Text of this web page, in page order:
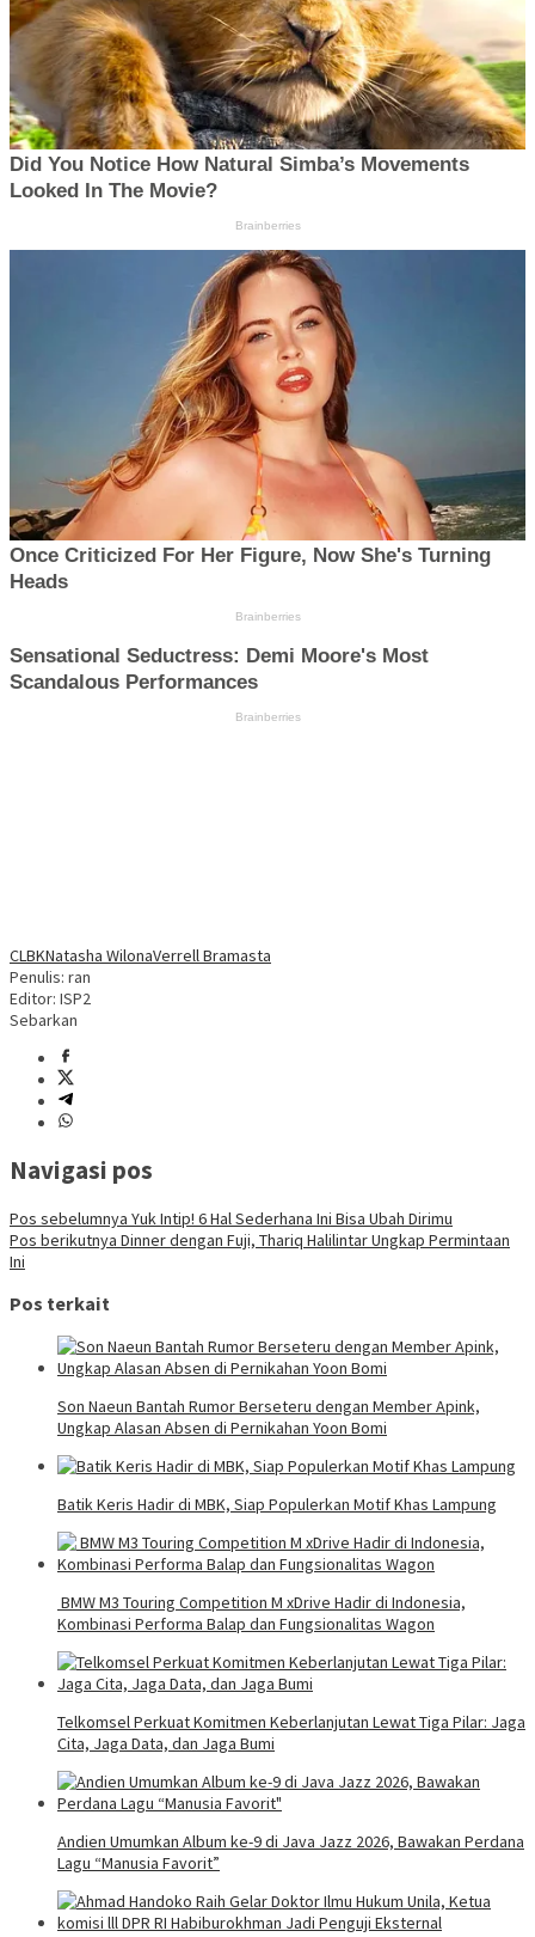
CLBKNatasha WilonaVerrell Bramasta
Penulis: ran
Editor: ISP2
Sebarkan
Navigasi pos
Pos sebelumnya Yuk Intip! 6 Hal Sederhana Ini Bisa Ubah Dirimu
Pos berikutnya Dinner dengan Fuji, Thariq Halilintar Ungkap Permintaan
Ini
Pos terkait
Son Naeun Bantah Rumor Berseteru dengan Member Apink,
Ungkap Alasan Absen di Pernikahan Yoon Bomi
Batik Keris Hadir di MBK, Siap Populerkan Motif Khas Lampung
BMW M3 Touring Competition M xDrive Hadir di Indonesia,
Kombinasi Performa Balap dan Fungsionalitas Wagon
Telkomsel Perkuat Komitmen Keberlanjutan Lewat Tiga Pilar: Jaga
Cita, Jaga Data, dan Jaga Bumi
Andien Umumkan Album ke-9 di Java Jazz 2026, Bawakan Perdana
Lagu “Manusia Favorit”